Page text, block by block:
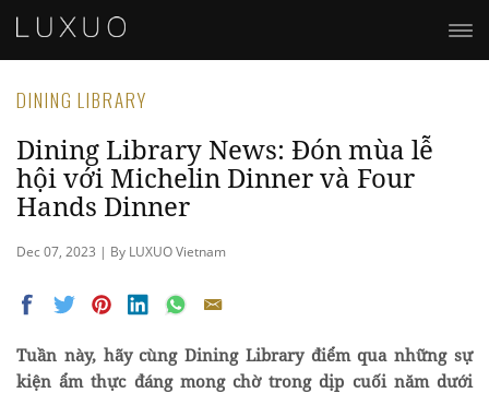
DINING LIBRARY
Dining Library News: Đón mùa lễ
hội với Michelin Dinner và Four
Hands Dinner
Dec 07, 2023 | By LUXUO Vietnam
Tuần này, hãy cùng Dining Library điểm qua những sự
kiện ẩm thực đáng mong chờ trong dịp cuối năm dưới